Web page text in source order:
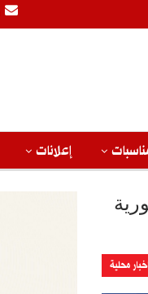
إعلانات
بالعيد الوطني الـ ٣٤ للجمهورية
اخبار محلية